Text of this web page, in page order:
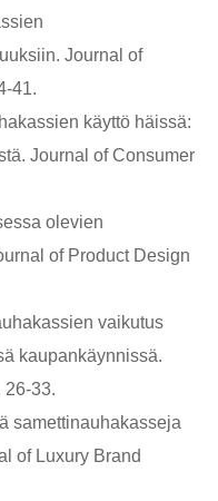
Journal of
41.
käyttö häissä:
Journal of Consumer
olevien
of Product Design
vaikutus
kaupankäynnissä.
26-33.
samettinauhakasseja
of Luxury Brand